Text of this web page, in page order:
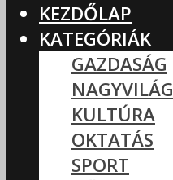
KEZDŐLAP
KATEGÓRIÁK
GAZDASÁG
NAGYVILÁG
KULTÚRA
OKTATÁS
SPORT